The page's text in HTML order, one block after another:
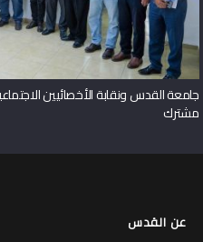
جامعة القدس ونقابة الأخصائيين
مشترك
عن القدس